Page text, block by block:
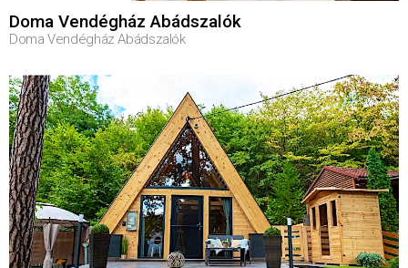
Doma Vendégház Abádszalók
Doma Vendégház Abádszalók